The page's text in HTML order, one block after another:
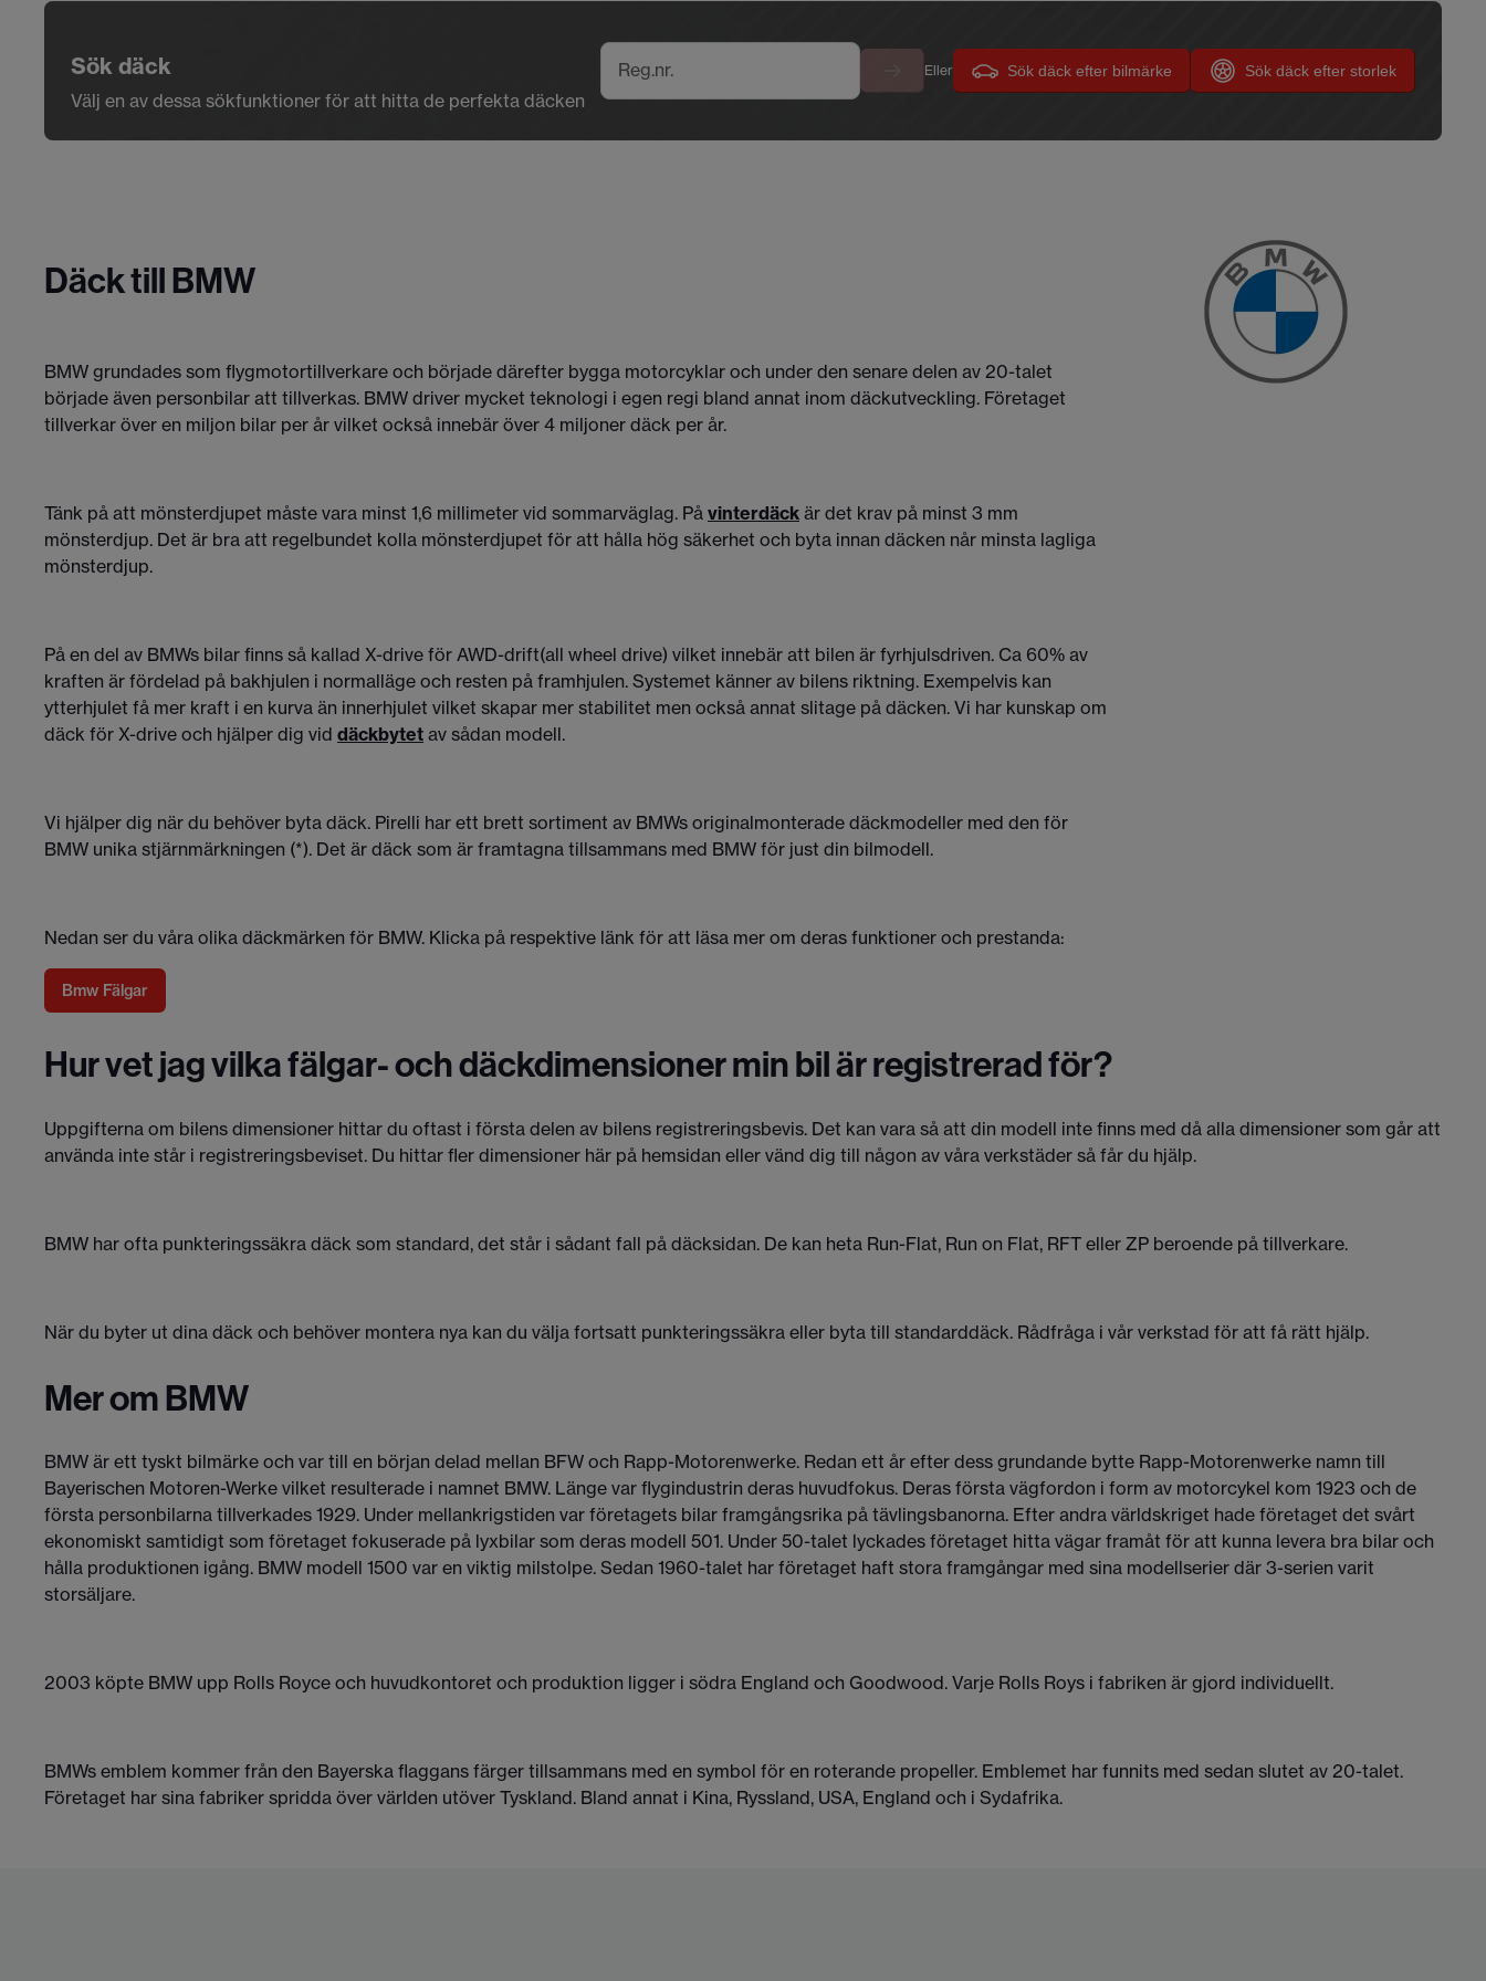
Sök däck
Välj en av dessa sökfunktioner för att hitta de perfekta däcken
Reg.nr. Eller Sök däck efter bilmärke Sök däck efter storlek
Däck till BMW
BMW grundades som flygmotortillverkare och började därefter bygga motorcyklar och under den senare delen av 20-talet
började även personbilar att tillverkas. BMW driver mycket teknologi i egen regi bland annat inom däckutveckling. Företaget
tillverkar över en miljon bilar per år vilket också innebär över 4 miljoner däck per år.
Tänk på att mönsterdjupet måste vara minst 1,6 millimeter vid sommarväglag. På vinterdäck är det krav på minst 3 mm
mönsterdjup. Det är bra att regelbundet kolla mönsterdjupet för att hålla hög säkerhet och byta innan däcken når minsta lagliga
mönsterdjup.
På en del av BMWs bilar finns så kallad X-drive för AWD-drift(all wheel drive) vilket innebär att bilen är fyrhjulsdriven. Ca 60% av
kraften är fördelad på bakhjulen i normalläge och resten på framhjulen. Systemet känner av bilens riktning. Exempelvis kan
ytterhjulet få mer kraft i en kurva än innerhjulet vilket skapar mer stabilitet men också annat slitage på däcken. Vi har kunskap om
däck för X-drive och hjälper dig vid däckbytet av sådan modell.
Vi hjälper dig när du behöver byta däck. Pirelli har ett brett sortiment av BMWs originalmonterade däckmodeller med den för
BMW unika stjärnmärkningen (*). Det är däck som är framtagna tillsammans med BMW för just din bilmodell.
Nedan ser du våra olika däckmärken för BMW. Klicka på respektive länk för att läsa mer om deras funktioner och prestanda:
Bmw Fälgar
Hur vet jag vilka fälgar- och däckdimensioner min bil är registrerad för?
Uppgifterna om bilens dimensioner hittar du oftast i första delen av bilens registreringsbevis. Det kan vara så att din modell inte finns med då alla dimensioner som går att
använda inte står i registreringsbeviset. Du hittar fler dimensioner här på hemsidan eller vänd dig till någon av våra verkstäder så får du hjälp.
BMW har ofta punkteringssäkra däck som standard, det står i sådant fall på däcksidan. De kan heta Run-Flat, Run on Flat, RFT eller ZP beroende på tillverkare.
När du byter ut dina däck och behöver montera nya kan du välja fortsatt punkteringssäkra eller byta till standarddäck. Rådfråga i vår verkstad för att få rätt hjälp.
Mer om BMW
BMW är ett tyskt bilmärke och var till en början delad mellan BFW och Rapp-Motorenwerke. Redan ett år efter dess grundande bytte Rapp-Motorenwerke namn till
Bayerischen Motoren-Werke vilket resulterade i namnet BMW. Länge var flygindustrin deras huvudfokus. Deras första vägfordon i form av motorcykel kom 1923 och de
första personbilarna tillverkades 1929. Under mellankrigstiden var företagets bilar framgångsrika på tävlingsbanorna. Efter andra världskriget hade företaget det svårt
ekonomiskt samtidigt som företaget fokuserade på lyxbilar som deras modell 501. Under 50-talet lyckades företaget hitta vägar framåt för att kunna levera bra bilar och
hålla produktionen igång. BMW modell 1500 var en viktig milstolpe. Sedan 1960-talet har företaget haft stora framgångar med sina modellserier där 3-serien varit
storsäljare.
2003 köpte BMW upp Rolls Royce och huvudkontoret och produktion ligger i södra England och Goodwood. Varje Rolls Roys i fabriken är gjord individuellt.
BMWs emblem kommer från den Bayerska flaggans färger tillsammans med en symbol för en roterande propeller. Emblemet har funnits med sedan slutet av 20-talet.
Företaget har sina fabriker spridda över världen utöver Tyskland. Bland annat i Kina, Ryssland, USA, England och i Sydafrika.